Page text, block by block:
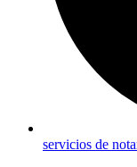
servicios de